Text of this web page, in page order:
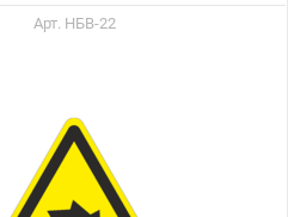
Арт. НБВ-22